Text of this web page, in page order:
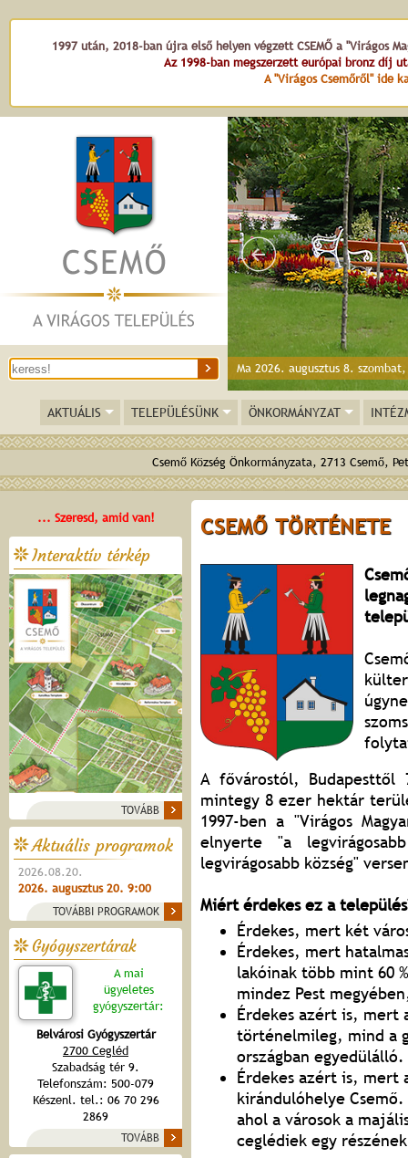
1997 után, 2018-ban újra első helyen végzett CSEMŐ a "Virágos
Az 1998-ban megszerzett európai bronz díj
A "Virágos Csemőről" ide
Ma 2026. augusztus 8.
AKTUÁLIS TELEPÜLÉSÜNK ÖNKORMÁNYZAT
Csemő Község Önkormányzata, 2713
... Szeresd, amid van!
Interaktív térkép
TOVÁBB
Aktuális programok
2026.08.20.
2026. augusztus 20. 9:00
TOVÁBBI PROGRAMOK
Gyógyszertárak
A mai
ügyeletes
gyógyszertár:
Belvárosi Gyógyszertár
2700 Cegléd
Szabadság tér 9.
Telefonszám: 500-079
Készenl. tel.: 06 70 296
2869
TOVÁBB
CSEMŐ TÖRTÉNETE
A fővárostól,
mintegy 8 ezer hektár
1997-ben a "Virágos
elnyerte "a
legvirágosabb község"
Miért érdekes ez a
Érdekes, mert két
Érdekes, mert
lakóinak több mint 60
mindez Pest
Érdekes azért is, mert
történelmileg, mind a
országban egyedülálló.
Érdekes azért is, mert
kirándulóhelye
ahol a városok a
ceglédiek egy